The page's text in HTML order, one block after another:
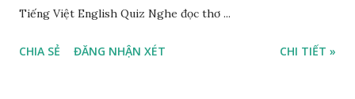
Tiếng Việt English Quiz Nghe đọc thơ ...
CHIA SẺ ĐĂNG NHẬN XÉT CHI TIẾT »